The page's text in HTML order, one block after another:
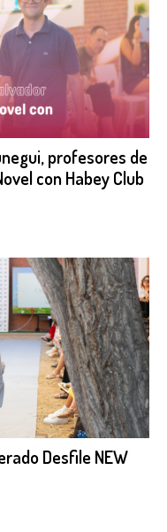
profesores de
con Habey Club
Desfile NEW